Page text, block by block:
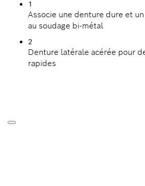
1
Associe une denture dure et
au soudage bi-métal
2
Denture latérale acérée pour
rapides